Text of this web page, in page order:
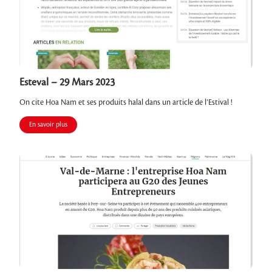
Esteval – 29 Mars 2023
On cite Hoa Nam et ses produits halal dans un article de l’Estival !
En savoir plus